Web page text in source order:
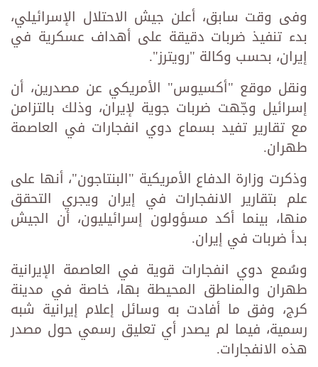
وفى وقت سابق، أعلن جيش الاحتلال الإسرائيلي،
بدء تنفيذ ضربات دقيقة على أهداف عسكرية في
إيران، بحسب وكالة "رويترز".
ونقل موقع "أكسيوس" الأمريكي عن مصدرين، أن
إسرائيل وجّهت ضربات جوية لإيران، وذلك بالتزامن
مع تقارير تفيد بسماع دوي انفجارات في العاصمة
طهران.
وذكرت وزارة الدفاع الأمريكية "البنتاجون"، أنها على
علم بتقارير الانفجارات في إيران ويجري التحقق
منها، بينما أكد مسؤولون إسرائيليون، أن الجيش
بدأ ضربات في إيران.
وسُمع دوي انفجارات قوية في العاصمة الإيرانية
طهران والمناطق المحيطة بها، خاصة في مدينة
كرج، وفق ما أفادت به وسائل إعلام إيرانية شبه
رسمية، فيما لم يصدر أي تعليق رسمي حول مصدر
هذه الانفجارات.